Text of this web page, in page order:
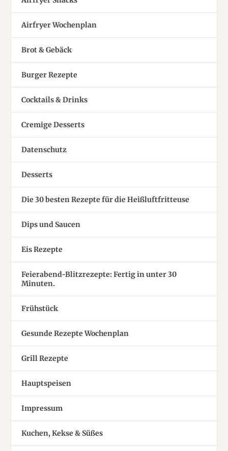
Airfryer Wochenplan
Brot & Gebäck
Burger Rezepte
Cocktails & Drinks
Cremige Desserts
Datenschutz
Desserts
Die 30 besten Rezepte für die Heißluftfritteuse
Dips und Saucen
Eis Rezepte
Feierabend-Blitzrezepte: Fertig in unter 30
Minuten.
Frühstück
Gesunde Rezepte Wochenplan
Grill Rezepte
Hauptspeisen
Impressum
Kuchen, Kekse & Süßes